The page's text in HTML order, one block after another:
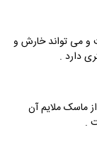
و می تواند خارش و
دارد .
ماسک ملایم آن
.